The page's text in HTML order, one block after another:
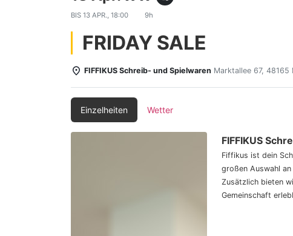
BIS 13 APR., 18:00 9h
FRIDAY SALE
FIFFIKUS Schreib- und Spielwaren Marktallee 67, 48165
Einzelheiten Wetter
FIFFIKUS
Fiffikus ist dein
großen Auswahl
Zusätzlich bieten
Gemeinschaft